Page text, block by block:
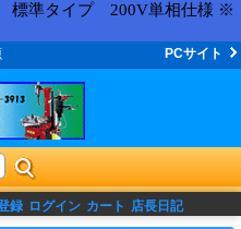
標準タイプ 200V単相仕様 ※
PCサイト
録 ログイン カート 店長日記